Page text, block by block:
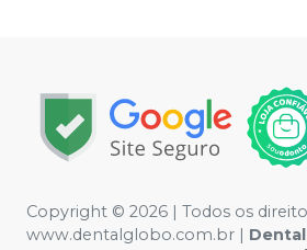
Copyright © 2026 | Todos os
www.dentalglobo.com.br |